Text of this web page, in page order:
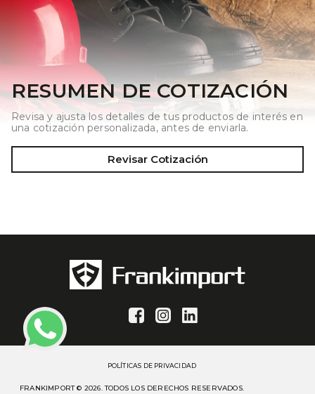
RESUMEN DE COTIZACIÓN
Revisa y ajusta los detalles de tus productos de interés en
una cotización personalizada, antes de enviarla.
Revisar Cotización
FRANKIMPORT © 2026. TODOS LOS DERECHOS RESERVADOS.
POLÍTICAS DE PRIVACIDAD